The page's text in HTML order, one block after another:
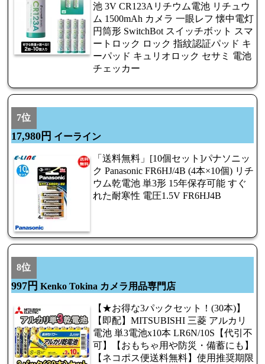
池 3V CR123Aリチウム電池 リチュウ
ム 1500mAh カメラ 一眼レフ 懐中電灯
円筒形 SwitchBot スイッチボット スマ
ートロック ロック 指紋認証パッド キ
ーパッド キュリオロック セサミ 電池
チェッカー
7位
17,980円 イーライン
「送料無料」[10個セット]パナソニッ
ク Panasonic FR6HJ/4B (4本×10個) リチ
ウム乾電池 単3形 15年保存可能 すぐ
れた耐寒性 電圧1.5V FR6HJ4B
8位
997円 Kenko Tokina カメラ用品専門店
【★お得な3パックセット！(30本)】
【即配】MITSUBISHI 三菱 アルカリ
電池 単3電池x10本 LR6N/10S【代引不
可】【おもちゃ用や防災・備蓄にも】
【ネコポス便送料無料】使用推奨期限